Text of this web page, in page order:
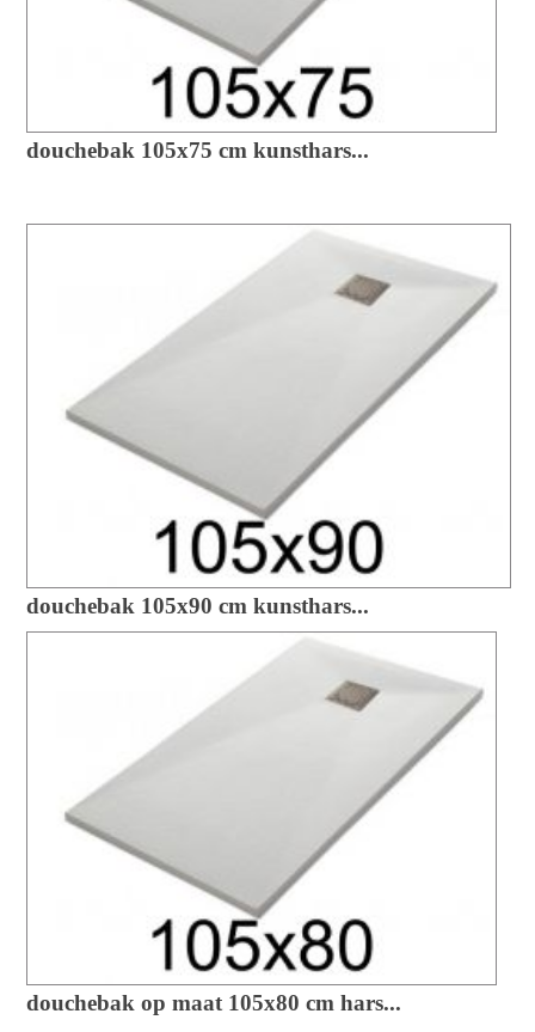
douchebak 105x75 cm kunsthars...
douchebak 105x90 cm kunsthars...
douchebak op maat 105x80 cm hars...